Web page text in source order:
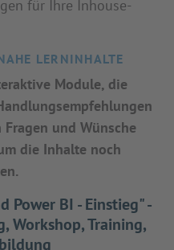
für Ihre Inhouse-
LERNINHALTE
Module, die
und Wünsche
die Inhalte noch
Power BI - Einstieg" -
Workshop, Training,